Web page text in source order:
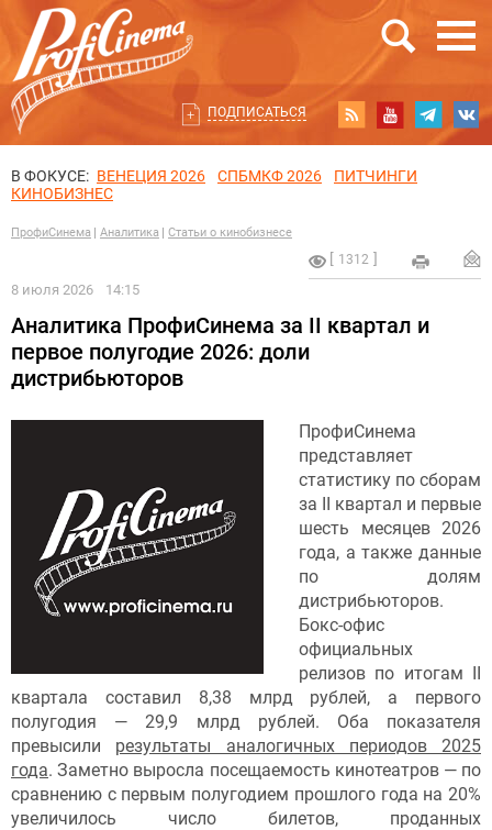
ПОДПИСАТЬСЯ
В ФОКУСЕ: ВЕНЕЦИЯ 2026 СПБМКФ 2026
ПИТЧИНГИ
КИНОБИЗНЕС
ПрофиСинема Аналитика Статьи о кинобизнесе
1312
8 июля 2026 14:15
Аналитика ПрофиСинема за II квартал и
первое полугодие 2026: доли
дистрибьюторов
ПрофиСинема
представляет
статистику по сборам
за II квартал и первые
шесть месяцев 2026
года, а также данные
по долям
дистрибьюторов.
Бокс-офис
официальных
релизов по итогам II
квартала составил 8,38 млрд рублей, а первого
полугодия — 29,9 млрд рублей. Оба показателя
превысили результаты аналогичных периодов 2025
года. Заметно выросла посещаемость кинотеатров — по
сравнению с первым полугодием прошлого года на 20%
увеличилось число билетов, проданных